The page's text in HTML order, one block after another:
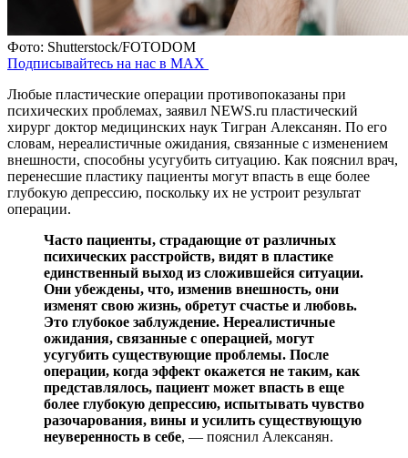
Фото: Shutterstock/FOTODOM
Подписывайтесь на нас в MAX
Любые пластические операции противопоказаны при
психических проблемах, заявил NEWS.ru пластический
хирург доктор медицинских наук Тигран Алексанян. По его
словам, нереалистичные ожидания, связанные с изменением
внешности, способны усугубить ситуацию. Как пояснил врач,
перенесшие пластику пациенты могут впасть в еще более
глубокую депрессию, поскольку их не устроит результат
операции.
Часто пациенты, страдающие от различных
психических расстройств, видят в пластике
единственный выход из сложившейся ситуации.
Они убеждены, что, изменив внешность, они
изменят свою жизнь, обретут счастье и любовь.
Это глубокое заблуждение. Нереалистичные
ожидания, связанные с операцией, могут
усугубить существующие проблемы. После
операции, когда эффект окажется не таким, как
представлялось, пациент может впасть в еще
более глубокую депрессию, испытывать чувство
разочарования, вины и усилить существующую
неуверенность в себе, — пояснил Алексанян.